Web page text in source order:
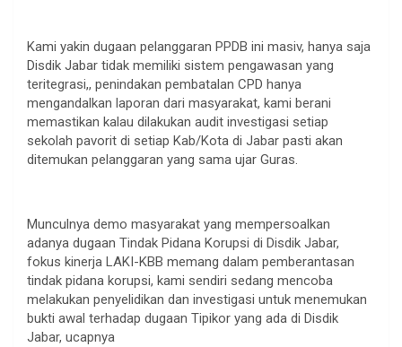
Kami yakin dugaan pelanggaran PPDB ini masiv, hanya saja
Disdik Jabar tidak memiliki sistem pengawasan yang
teritegrasi,, penindakan pembatalan CPD hanya
mengandalkan laporan dari masyarakat, kami berani
memastikan kalau dilakukan audit investigasi setiap
sekolah pavorit di setiap Kab/Kota di Jabar pasti akan
ditemukan pelanggaran yang sama ujar Guras.
Munculnya demo masyarakat yang mempersoalkan
adanya dugaan Tindak Pidana Korupsi di Disdik Jabar,
fokus kinerja LAKI-KBB memang dalam pemberantasan
tindak pidana korupsi, kami sendiri sedang mencoba
melakukan penyelidikan dan investigasi untuk menemukan
bukti awal terhadap dugaan Tipikor yang ada di Disdik
Jabar, ucapnya